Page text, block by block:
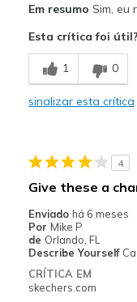
Comfortable
Durable
Melhores utilizações
Em resumo Sim, eu
Esta crítica foi útil?
1 0
sinalizar esta crítica
4
Give these a
Enviado há 6 meses
Por Mike P
de Orlando, FL
Describe Yourself
CRÍTICA EM
skechers.com